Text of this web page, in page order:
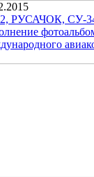
РУСАЧОК, СУ-